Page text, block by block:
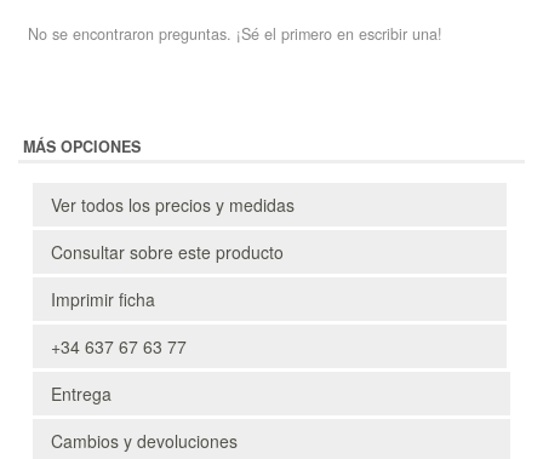
No se encontraron preguntas. ¡Sé el primero en escribir una!
MÁS OPCIONES
Ver todos los precios y medidas
Consultar sobre este producto
Imprimir ficha
+34 637 67 63 77
Entrega
Cambios y devoluciones